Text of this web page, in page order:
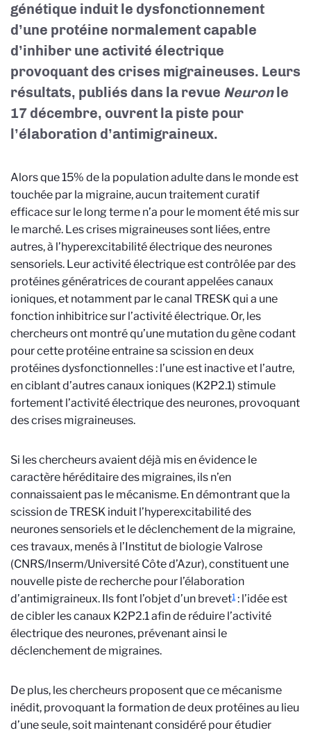
génétique induit le dysfonctionnement
d’une protéine normalement capable
d’inhiber une activité électrique
provoquant des crises migraineuses. Leurs
résultats, publiés dans la revue Neuronle
17 décembre, ouvrent la piste pour
l’élaboration d’antimigraineux.
Alors que 15% de la population adulte dans le monde est
touchée par la migraine, aucun traitement curatif
efficace sur le long terme n’a pour le moment été mis sur
le marché. Les crises migraineuses sont liées, entre
autres, à l’hyperexcitabilité électrique des neurones
sensoriels. Leur activité électrique est contrôlée par des
protéines génératrices de courant appelées canaux
ioniques, et notamment par le canal TRESK qui a une
fonction inhibitrice sur l’activité électrique. Or, les
chercheurs ont montré qu’une mutation du gène codant
pour cette protéine entraine sa scission en deux
protéines dysfonctionnelles : l’une est inactive et l’autre,
en ciblant d’autres canaux ioniques (K2P2.1) stimule
fortement l’activité électrique des neurones, provoquant
des crises migraineuses.
Si les chercheurs avaient déjà mis en évidence le
caractère héréditaire des migraines, ils n’en
connaissaient pas le mécanisme. En démontrant que la
scission de TRESK induit l’hyperexcitabilité des
neurones sensoriels et le déclenchement de la migraine,
ces travaux, menés à l’Institut de biologie Valrose
(CNRS/Inserm/Université Côte d’Azur), constituent une
nouvelle piste de recherche pour l’élaboration
d’antimigraineux. Ils font l’objet d’un brevet1 : l’idée est
de cibler les canaux K2P2.1 afin de réduire l’activité
électrique des neurones, prévenant ainsi le
déclenchement de migraines.
De plus, les chercheurs proposent que ce mécanisme
inédit, provoquant la formation de deux protéines au lieu
d’une seule, soit maintenant considéré pour étudier